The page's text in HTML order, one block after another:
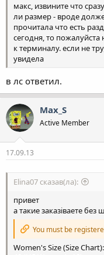
макс, извините что
ли размер - вроде
прочитала что есть
сегодня, то пожалуйста
к терминалу. если не
увидела
в лс ответил.
Max_S
Active Member
17.09.13
Elina07 сказав(ла):
привет
а такие заказіваете без
You must be
Women's Size (Size Chart):